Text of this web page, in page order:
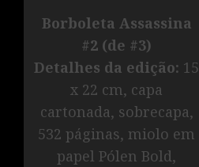
Borboleta Assassina
#2 (de #3)
Detalhes da edição: 15
x 22 cm, capa
cartonada, sobrecapa,
532 páginas, miolo em
papel Pólen Bold,